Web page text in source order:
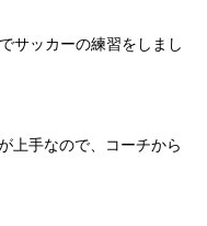
サッカーの練習をしまし
上手なので、コーチから